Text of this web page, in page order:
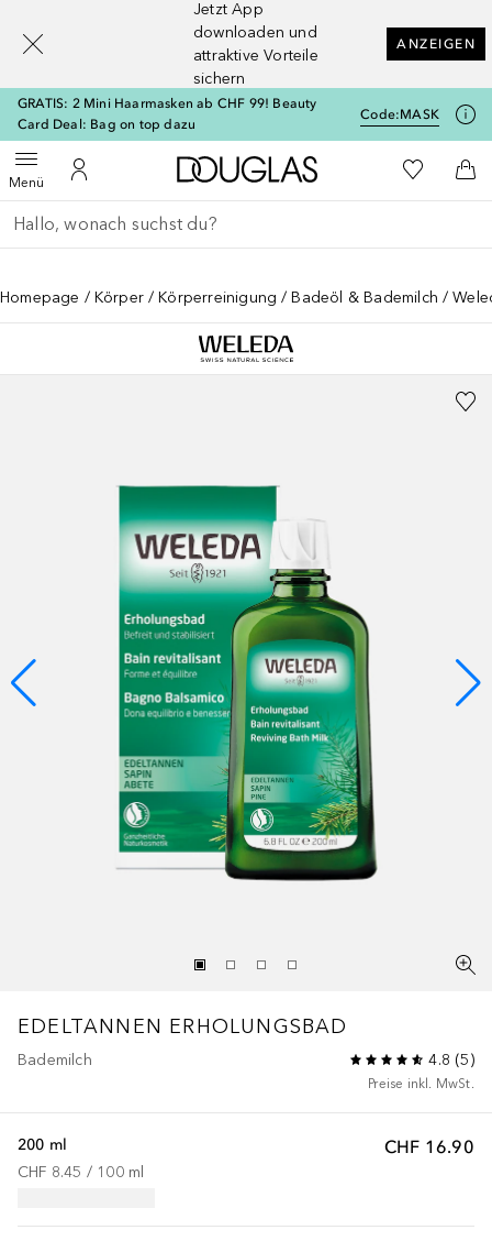
Jetzt App
downloaden und
attraktive Vorteile
sichern
ANZEIGEN
GRATIS: 2 Mini Haarmasken ab CHF 99! Beauty
Card Deal: Bag on top dazu
Code:MASK
MenüMenü öffnenZu Meinem Kundenkonto
Zur Douglas Startseite
Zu Meiner
Gehe zurück
Suche ausführen
Homepage Körper Körperreinigung Badeöl & Bademilch
EDELTANNEN ERHOLUNGSBAD
Bademilch 4.8 (5)
Preise inkl. MwSt.
CHF 16.90
200 ml
CHF 8.45 / 100 ml
[navigation.slideout.screenreader]